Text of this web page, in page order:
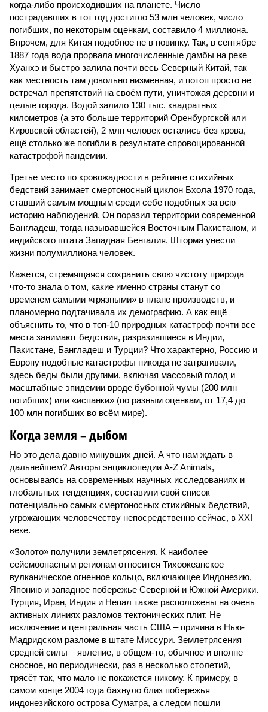
когда-либо происходивших на планете. Число
пострадавших в тот год достигло 53 млн человек, число
погибших, по некоторым оценкам, составило 4 миллиона.
Впрочем, для Китая подобное не в новинку. Так, в сентябре
1887 года вода прорвала многочисленные дамбы на реке
Хуанхэ и быстро залила почти весь Северный Китай, так
как местность там довольно низменная, и потоп просто не
встречал препятствий на своём пути, уничтожая деревни и
целые города. Водой залило 130 тыс. квадратных
километров (а это больше территорий Оренбургской или
Кировской областей), 2 млн человек остались без крова,
ещё столько же погибли в результате спровоцированной
катастрофой пандемии.
Третье место по кровожадности в рейтинге стихийных
бедствий занимает смертоносный циклон Бхола 1970 года,
ставший самым мощным среди себе подобных за всю
историю наблюдений. Он поразил территории современной
Бангладеш, тогда называвшейся Восточным Пакистаном, и
индийского штата Западная Бенгалия. Шторма унесли
жизни полумиллиона человек.
Кажется, стремящаяся сохранить свою чистоту природа
что-то знала о том, какие именно страны станут со
временем самыми «грязными» в плане производств, и
планомерно подтачивала их демографию. А как ещё
объяснить то, что в топ-10 природных катастроф почти все
места занимают бедствия, разразившиеся в Индии,
Пакистане, Бангладеш и Турции? Что характерно, Россию и
Европу подобные катастрофы никогда не затрагивали,
здесь беды были другими, включая массовый голод и
масштабные эпидемии вроде бубонной чумы (200 млн
погибших) или «испанки» (по разным оценкам, от 17,4 до
100 млн погибших во всём мире).
Когда земля – дыбом
Но это дела давно минувших дней. А что нам ждать в
дальнейшем? Авторы энциклопедии A-Z Animals,
основываясь на современных научных исследованиях и
глобальных тенденциях, составили свой список
потенциально самых смертоносных стихийных бедствий,
угрожающих человечеству непосредственно сейчас, в XXI
веке.
«Золото» получили землетрясения. К наиболее
сейсмоопасным регионам относится Тихоокеанское
вулканическое огненное кольцо, включающее Индонезию,
Японию и западное побережье Северной и Южной Америки.
Турция, Иран, Индия и Непал также расположены на очень
активных линиях разломов тектонических плит. Не
исключение и центральная часть США – причина в Нью-
Мадридском разломе в штате Миссури. Землетрясения
средней силы – явление, в общем-то, обычное и вполне
сносное, но периодически, раз в несколько столетий,
трясёт так, что мало не покажется никому. К примеру, в
самом конце 2004 года бахнуло близ побережья
индонезийского острова Суматра, а следом пошли